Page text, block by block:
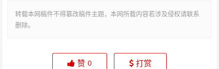
转载本网稿件不得篡改稿件主题，本网所载内容若涉及侵权请联系
删除。
赞 0 打赏